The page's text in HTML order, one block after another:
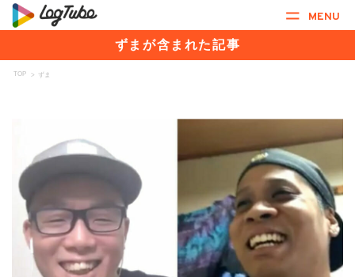
MENU
ずまが含まれた記事
TOP > ずま